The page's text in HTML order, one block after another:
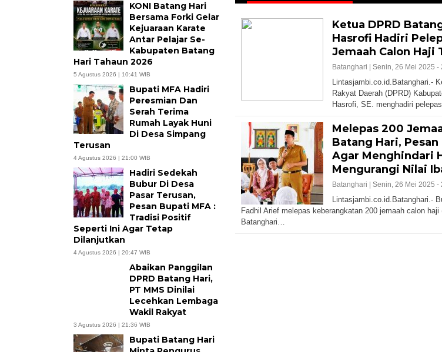
KONI Batang Hari
Bersama Forki Gelar
Kejuaraan Karate
Antar Pelajar Se-
Kabupaten Batang
Hari Tahaun 2026
5 Agustus 2026 | 10:41 WIB
Bupati MFA Hadiri
Peresmian Dan
Serah Terima
Rumah Layak Huni
Di Desa Simpang
Terusan
4 Agustus 2026 | 21:00 WIB
Hadiri Sedekah
Bubur Di Desa
Pasar Terusan,
Pesan Bupati MFA :
Tradisi Positif
Seperti Ini Agar Tetap
Dilanjutkan
4 Agustus 2026 | 20:47 WIB
Abaikan Panggilan
DPRD Batang Hari,
PT MMS Dinilai
Lecehkan Lembaga
Wakil Rakyat
3 Agustus 2026 | 21:36 WIB
Bupati Batang Hari
Ketua DPRD
Hasrofi Hadiri
Jemaah Calon Haji
Batanghari | Senin, 26 Mei 2025 -
Lintasjambi.co.id.Batanghari.-
Rakyat Daerah (DPRD)
Hasrofi, SE. menghadiri
Melepas 200
Batang Hari, Pesan
Agar Menghindari
Mengurangi Nilai
Batanghari | Senin, 26 Mei 2025 -
Lintasjambi.co.id.Batanghari.-
Fadhil Arief melepas keberangkatan 200 jemaah calon
Batanghari…